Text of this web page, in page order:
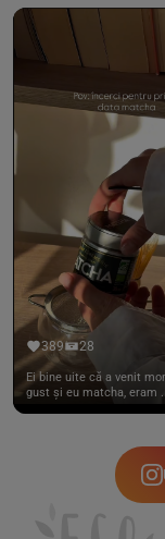
389 28
Ei bine uite că a venit
gust și eu matcha, eram